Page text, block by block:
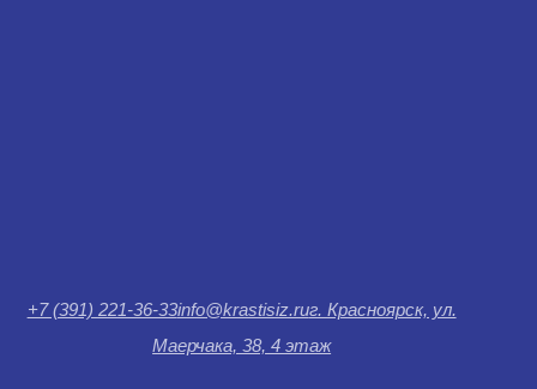
+7 (391) 221-36-33info@krastisiz.ruг. Красноярск, ул.
Маерчака, 38, 4 этаж